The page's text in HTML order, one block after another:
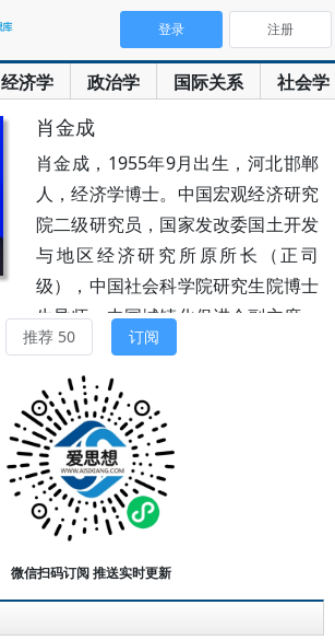
经济学 政治学 国际关系 社会学
登录 注册
肖金成
肖金成，1955年9月出生，河北邯郸
人，经济学博士。中国宏观经济研究
院二级研究员，国家发改委国土开发
与地区经济研究所原所长（正司
级），中国社会科学院研究生院博士
生导师，中国城镇化促进会副主席，
中国区域经济学会副会长，中国区域
科学协会理事长，中国国际工程咨询
公司学术专家委员会委员。享受国务
院特殊津贴。主要研究领域为城镇
化、城市群、空间规划、区域发展
等。在学术期刊上发表数百篇学术文
章，出版学术著作多部。被中国国土
经济学会评为“2011中国十大国土经
推荐 50 订阅
微信扫码订阅 推送实时更新